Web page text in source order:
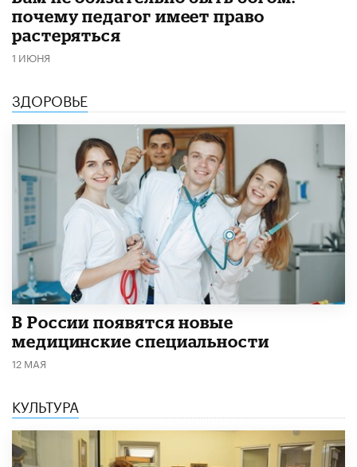
почему педагог имеет право
растеряться
1 ИЮНЯ
ЗДОРОВЬЕ
В России появятся новые
медицинские специальности
12 МАЯ
КУЛЬТУРА